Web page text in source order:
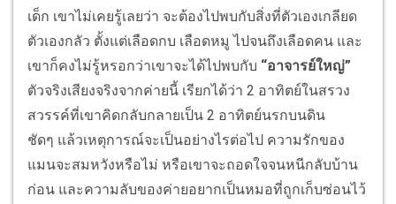
เด็ก เขาไม่เคยรู้เลยว่า จะต้องไปพบกับสิ่งที่ตัวเองเกลียด
ตัวเองกลัว ตั้งแต่เลือดกบ เลือดหมู ไปจนถึงเลือดคน และ
เขาก็คงไม่รู้หรอกว่าเขาจะได้ไปพบกับ “อาจารย์ใหญ่”
ตัวจริงเสียงจริงจากค่ายนี้ เรียกได้ว่า 2 อาทิตย์ในสรวง
สวรรค์ที่เขาคิดกลับกลายเป็น 2 อาทิตย์นรกบนดิน
ชัดๆ แล้วเหตุการณ์จะเป็นอย่างไรต่อไป ความรักของ
แมนจะสมหวังหรือไม่ หรือเขาจะถอดใจจนหนีกลับบ้าน
ก่อน และความลับของค่ายอยากเป็นหมอที่ถูกเก็บซ่อนไว้